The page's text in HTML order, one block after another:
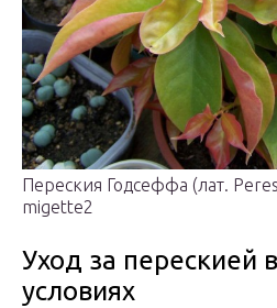
Переския Годсеффа (лат.
migette2
Уход за перескией
условиях